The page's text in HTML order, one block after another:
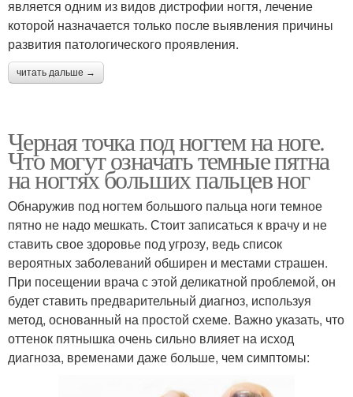
является одним из видов дистрофии ногтя, лечение
которой назначается только после выявления причины
развития патологического проявления.
читать дальше →
Черная точка под ногтем на ноге.
Что могут означать темные пятна
на ногтях больших пальцев ног
Обнаружив под ногтем большого пальца ноги темное
пятно не надо мешкать. Стоит записаться к врачу и не
ставить свое здоровье под угрозу, ведь список
вероятных заболеваний обширен и местами страшен.
При посещении врача с этой деликатной проблемой, он
будет ставить предварительный диагноз, используя
метод, основанный на простой схеме. Важно указать, что
оттенок пятнышка очень сильно влияет на исход
диагноза, временами даже больше, чем симптомы: